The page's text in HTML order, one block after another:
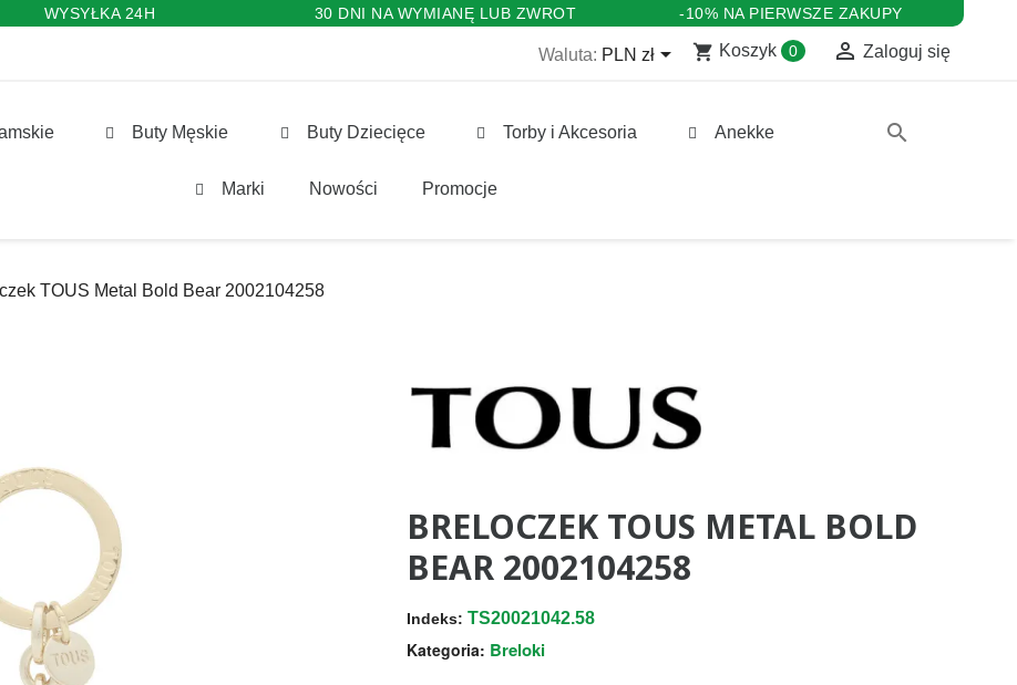
WYSYŁKA 24H 30 DNI NA WYMIANĘ LUB ZWROT -10% NA PIERWSZE ZAKUPY
Waluta: PLN zł shopping_cart Koszyk 0  Zaloguj się
Buty Męskie Buty Dziecięce Torby i Akcesoria Anekke
Marki Nowości Promocje
search
TOUS Metal Bold Bear 2002104258
BRELOCZEK TOUS METAL BOLD
BEAR 2002104258
Indeks: TS20021042.58
Kategoria: Breloki